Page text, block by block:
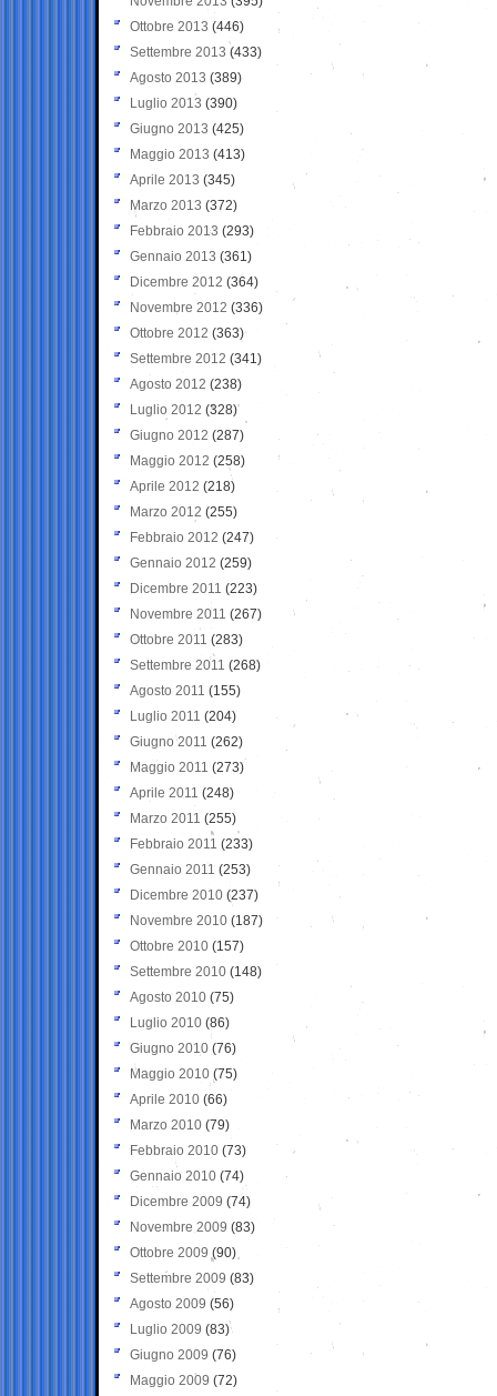
Ottobre 2013 (446)
Settembre 2013 (433)
Agosto 2013 (389)
Luglio 2013 (390)
Giugno 2013 (425)
Maggio 2013 (413)
Aprile 2013 (345)
Marzo 2013 (372)
Febbraio 2013 (293)
Gennaio 2013 (361)
Dicembre 2012 (364)
Novembre 2012 (336)
Ottobre 2012 (363)
Settembre 2012 (341)
Agosto 2012 (238)
Luglio 2012 (328)
Giugno 2012 (287)
Maggio 2012 (258)
Aprile 2012 (218)
Marzo 2012 (255)
Febbraio 2012 (247)
Gennaio 2012 (259)
Dicembre 2011 (223)
Novembre 2011 (267)
Ottobre 2011 (283)
Settembre 2011 (268)
Agosto 2011 (155)
Luglio 2011 (204)
Giugno 2011 (262)
Maggio 2011 (273)
Aprile 2011 (248)
Marzo 2011 (255)
Febbraio 2011 (233)
Gennaio 2011 (253)
Dicembre 2010 (237)
Novembre 2010 (187)
Ottobre 2010 (157)
Settembre 2010 (148)
Agosto 2010 (75)
Luglio 2010 (86)
Giugno 2010 (76)
Maggio 2010 (75)
Aprile 2010 (66)
Marzo 2010 (79)
Febbraio 2010 (73)
Gennaio 2010 (74)
Dicembre 2009 (74)
Novembre 2009 (83)
Ottobre 2009 (90)
Settembre 2009 (83)
Agosto 2009 (56)
Luglio 2009 (83)
Giugno 2009 (76)
Maggio 2009 (72)